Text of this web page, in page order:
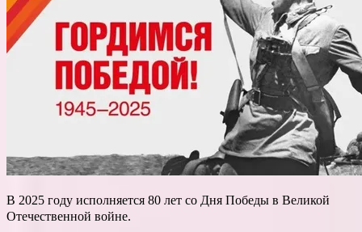
В 2025 году исполняется 80 лет со Дня Победы в Великой
Отечественной войне.